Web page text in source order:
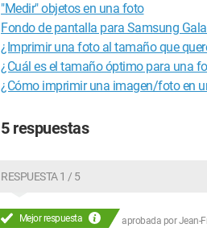
gracias por ayudarme a resolver este
--
Como dijo el gran filósofo Mick
"Medir" objetos en una foto
Fondo de pantalla para Samsung
¿Imprimir una foto al tamaño que
¿Cuál es el tamaño óptimo para una
¿Cómo imprimir una imagen/foto en
5 respuestas
RESPUESTA 1 / 5
Mejor respuesta aprobada porJean-